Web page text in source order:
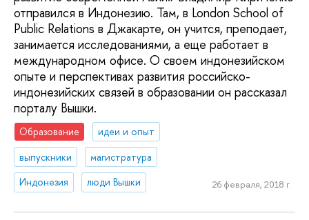
отправился в Индонезию. Там, в London School of
Public Relations в Джакарте, он учится, преподает,
занимается исследованиями, а еще работает в
международном офисе. О своем индонезийском
опыте и перспективах развития российско-
индонезийских связей в образовании он рассказал
порталу Вышки.
Образование
идеи и опыт
выпускники
магистратура
Индонезия
люди Вышки 26 февраля, 2018 г.